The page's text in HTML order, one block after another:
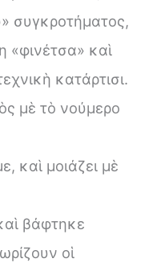
συγκροτήματος,
«φινέτσα» καὶ
κατάρτισι.
μὲ τὸ νούμερο
καὶ μοιάζει μὲ
βάφτηκε
οἱ